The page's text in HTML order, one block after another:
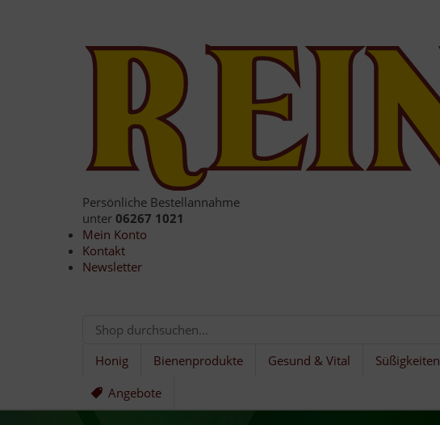
Persönliche Bestellannahme
unter 06267 1021
Mein Konto
Kontakt
Newsletter
Honig Bienenprodukte Gesund & Vital Süßigkeiten
Angebote